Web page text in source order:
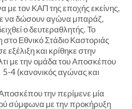
τον ΚΑΠ της εποχής εκείνης,
να δώσουν αγώνα μπαράζ,
ο δευτεραθλητής. Το
στο Εθνικό Στάδιο Καστοριάς
εξέλιξη και κρίθηκε στην
με την ομάδα του Αποσκέπου
4 (κανονικός αγώνας και
την περίμενε μία
σύμφωνα με την προκήρυξη